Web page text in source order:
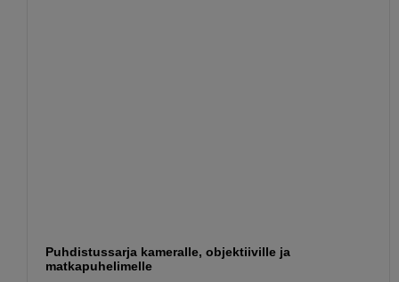
Puhdistussarja kameralle, objektiiville ja
matkapuhelimelle